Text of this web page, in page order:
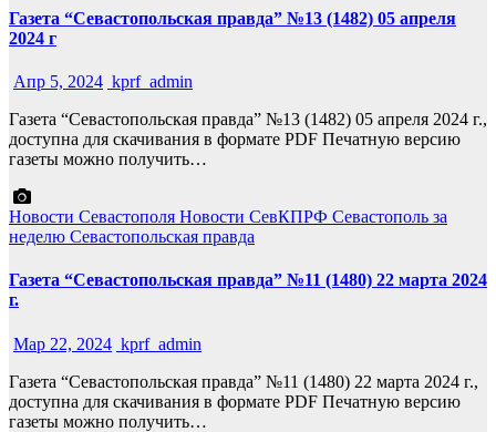
Газета “Севастопольская правда” №13 (1482) 05 апреля
2024 г
Апр 5, 2024 kprf_admin
Газета “Севастопольская правда” №13 (1482) 05 апреля 2024 г.,
доступна для скачивания в формате PDF Печатную версию
газеты можно получить…
Новости Севастополя Новости СевКПРФ Севастополь за
неделю Севастопольская правда
Газета “Севастопольская правда” №11 (1480) 22 марта 2024
г.
Мар 22, 2024 kprf_admin
Газета “Севастопольская правда” №11 (1480) 22 марта 2024 г.,
доступна для скачивания в формате PDF Печатную версию
газеты можно получить…